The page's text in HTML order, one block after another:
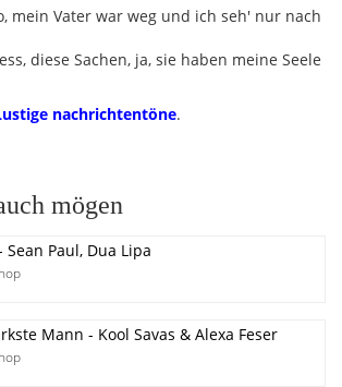
mein Vater war weg und ich seh' nur nach
diese Sachen, ja, sie haben meine Seele
nachrichtentöne.
mögen
Sean Paul, Dua Lipa
Mann - Kool Savas & Alexa Feser